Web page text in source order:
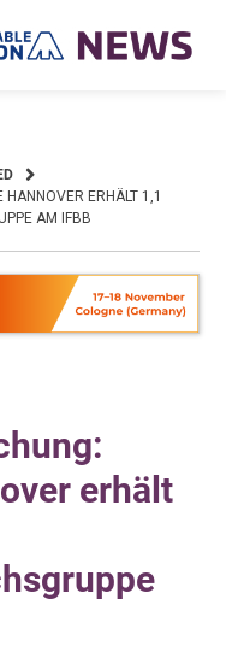
HANNOVER ERHÄLT 1,1
AM IFBB
erhält